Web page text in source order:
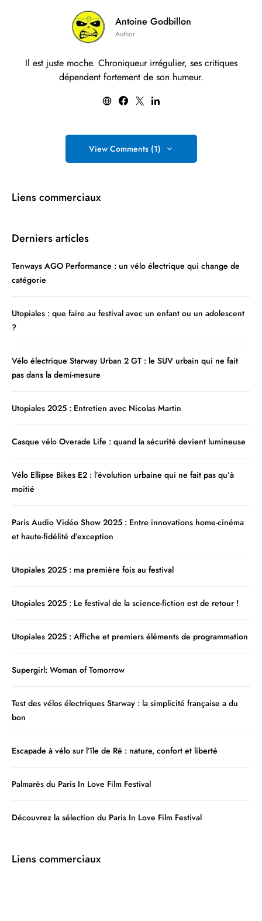
Antoine Godbillon
Author
Il est juste moche. Chroniqueur irrégulier, ses critiques
dépendent fortement de son humeur.
View Comments (1)
Liens commerciaux
Derniers articles
Tenways AGO Performance : un vélo électrique qui change de
catégorie
Utopiales : que faire au festival avec un enfant ou un adolescent
?
Vélo électrique Starway Urban 2 GT : le SUV urbain qui ne fait
pas dans la demi-mesure
Utopiales 2025 : Entretien avec Nicolas Martin
Casque vélo Overade Life : quand la sécurité devient lumineuse
Vélo Ellipse Bikes E2 : l’évolution urbaine qui ne fait pas qu’à
moitié
Paris Audio Vidéo Show 2025 : Entre innovations home-cinéma
et haute-fidélité d’exception
Utopiales 2025 : ma première fois au festival
Utopiales 2025 : Le festival de la science-fiction est de retour !
Utopiales 2025 : Affiche et premiers éléments de programmation
Supergirl: Woman of Tomorrow
Test des vélos électriques Starway : la simplicité française a du
bon
Escapade à vélo sur l’île de Ré : nature, confort et liberté
Palmarès du Paris In Love Film Festival
Découvrez la sélection du Paris In Love Film Festival
Liens commerciaux